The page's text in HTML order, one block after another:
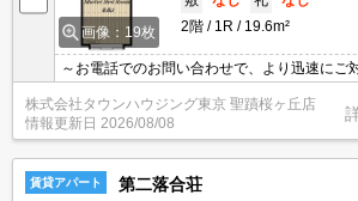
画像：19枚
2階
1R 19.6m²
～お電話でのお問い合わせで、より迅速にご
地域密着タウンハウジングまで～
株式会社タウンハウジング東京 聖蹟桜ヶ丘店
情報更新日 2026/08/08
賃貸アパート 第二落合荘